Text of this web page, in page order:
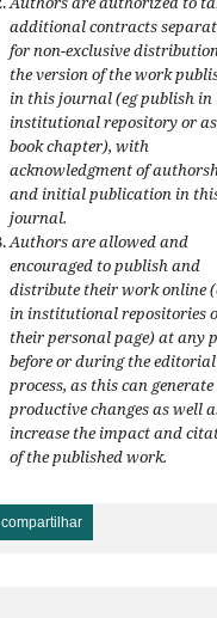
additional contracts
for non-exclusive
the version of the work
in this journal (eg publish in
institutional repository or
book chapter), with
acknowledgment of
and initial publication in
journal.
Authors are allowed and
encouraged to publish and
distribute their work online
in institutional repositories
their personal page) at any
before or during the editorial
process, as this can generate
productive changes as well
increase the impact and
of the published work.
compartilhar